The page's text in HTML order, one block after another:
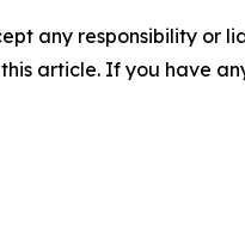
any responsibility or
article. If you have